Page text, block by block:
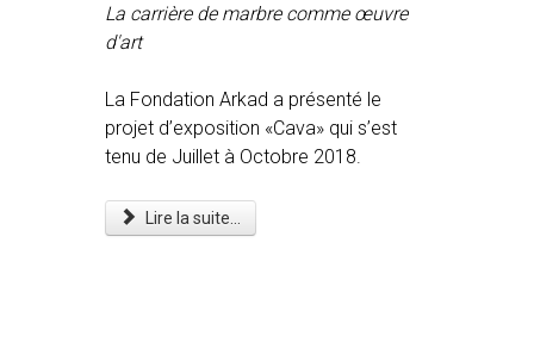
La carrière de marbre comme œuvre
d'art
La Fondation Arkad a présenté le
projet d’exposition «Cava» qui s’est
tenu de Juillet à Octobre 2018.
Lire la suite...